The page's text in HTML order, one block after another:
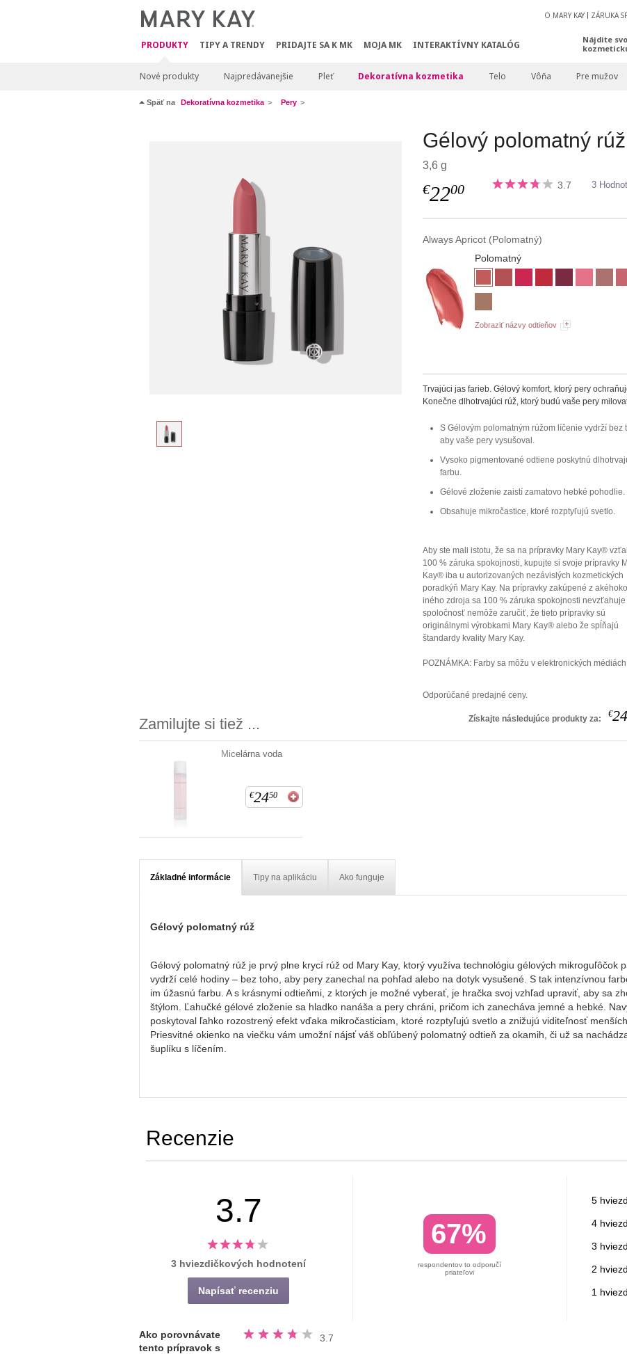
PRODUKTY TIPY A TRENDY PRIDAJTE SA K MK MOJA MK INTERAKTÍVNY KATALÓG
O MARY KAY ZÁRUKA
Nájdite
Nové produkty Najpredávanejšie Pleť Dekoratívna kozmetika Telo Vôňa Pre mužov
Späť na Dekoratívna kozmetika Pery
Gélový polomatný rúž
3,6 g
€2200 3.7 3
Always Apricot (Polomatný)
Polomatný
Zobraziť názvy odtieňov
Trvajúci jas farieb. Gélový komfort, ktorý pery
Konečne dlhotrvajúci rúž, ktorý budú vaše pery
S Gélovým polomatným rúžom líčenie vydrží bez
aby vaše pery vysušoval.
Vysoko pigmentované odtiene poskytnú
farbu.
Gélové zloženie zaistí zamatovo hebké pohodlie.
Obsahuje mikročastice, ktoré rozptyľujú svetlo.
Aby ste mali istotu, že sa na prípravky Mary Kay®
100 % záruka spokojnosti, kupujte si svoje prípravky
Kay® iba u autorizovaných nezávislých kozmetických
poradkýň Mary Kay. Na prípravky zakúpené z
iného zdroja sa 100 % záruka spokojnosti nevzťahuje
spoločnosť nemôže zaručiť, že tieto prípravky sú
originálnymi výrobkami Mary Kay® alebo že spĺňajú
štandardy kvality Mary Kay.
POZNÁMKA: Farby sa môžu v elektronických
Odporúčané predajné ceny.
Zamilujte si tiež ... Získajte následujúce produkty za: €24
Micelárna voda
€2450
Základné informácie Tipy na aplikáciu Ako funguje
Gélový polomatný rúž
Gélový polomatný rúž je prvý plne krycí rúž od Mary Kay, ktorý využíva technológiu gélových mikroguľôčok
vydrží celé hodiny – bez toho, aby pery zanechal na pohľad alebo na dotyk vysušené. S tak intenzívnou
im úžasnú farbu. A s krásnymi odtieňmi, z ktorých je možné vyberať, je hračka svoj vzhľad upraviť, aby sa
štýlom. Ľahučké gélové zloženie sa hladko nanáša a pery chráni, pričom ich zanecháva jemné a hebké.
poskytoval ľahko rozostrený efekt vďaka mikročasticiam, ktoré rozptyľujú svetlo a znižujú viditeľnosť
Priesvitné okienko na viečku vám umožní nájsť váš obľúbený polomatný odtieň za okamih, či už sa
šuplíku s líčením.
Recenzie
3.7
3 hviezdičkových hodnotení
Napísať recenziu
67%
respondentov to odporučí
priateľovi
5
4
3
2
1
Ako porovnávate
tento prípravok s
3.7
Hodnotené
3.7